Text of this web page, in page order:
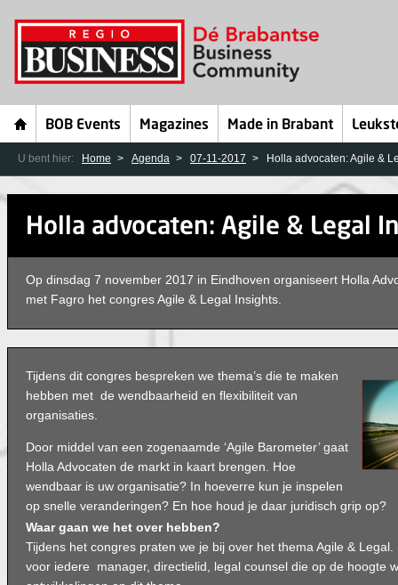
BOB Events Magazines Made in Brabant
U bent hier: Home Agenda 07-11-2017 Holla advocaten: Agile &
Holla advocaten: Agile & Legal
Op dinsdag 7 november 2017 in Eindhoven organiseert Holla
met Fagro het congres Agile & Legal Insights.
Tijdens dit congres bespreken we thema’s die te maken
hebben met de wendbaarheid en flexibiliteit van
organisaties.
Door middel van een zogenaamde ‘Agile Barometer’ gaat
Holla Advocaten de markt in kaart brengen. Hoe
wendbaar is uw organisatie? In hoeverre kun je inspelen
op snelle veranderingen? En hoe houd je daar juridisch grip op?
Waar gaan we het over hebben?
Tijdens het congres praten we je bij over het thema Agile &
voor iedere manager, directielid, legal counsel die op de hoogte